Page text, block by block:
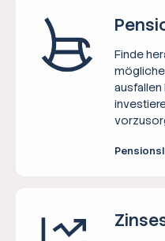
Finde
ausfallen